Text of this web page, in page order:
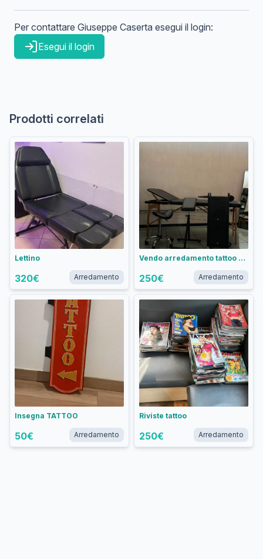
Per contattare Giuseppe Caserta esegui il login:
Esegui il login
Prodotti correlati
Lettino
320€ Arredamento
Vendo arredamento tattoo studio
250€ Arredamento
Insegna TATTOO
50€ Arredamento
Riviste tattoo
250€ Arredamento